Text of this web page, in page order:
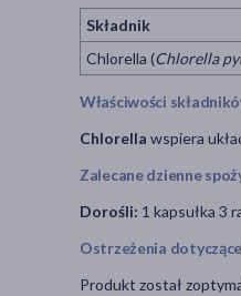
Składnik
Chlorella (Chlorella
Właściwości
Chlorella wspiera
Zalecane dzienne
Dorośli: 1 kapsułka 3
Ostrzeżenia
Produkt został